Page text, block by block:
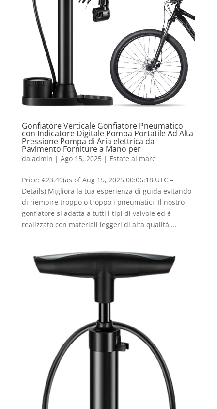
Gonfiatore Verticale Gonfiatore Pneumatico
con Indicatore Digitale Pompa Portatile Ad Alta
Pressione Pompa di Aria elettrica da
Pavimento Forniture a Mano per
da admin | Ago 15, 2025| Estate al mare
Price: €23.49(as of Aug 15, 2025 00:06:18 UTC –
Details) Migliora la tua esperienza di guida evitando
di riempire troppo o troppo i pneumatici. Il nostro
gonfiatore si adatta a tutti i tipi di valvole ed è
realizzato con materiali leggeri di alta qualità....